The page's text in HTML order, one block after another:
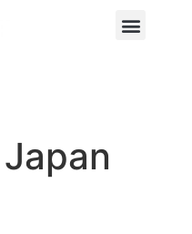
Japan